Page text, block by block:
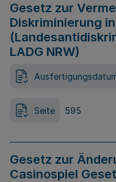
Gesetz zur
Diskriminierung
LADG NRW)
Seite 595
Gesetz zur
Casinospiel